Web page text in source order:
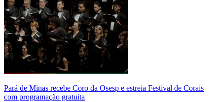
Pará de Minas recebe Coro da Osesp e estreia Festival de Corais
com programação gratuita